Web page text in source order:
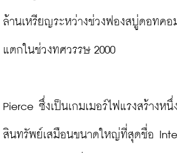
ล้านเหรียญระหว่างช่วงฟองสบู่ดอทค
แตกในช่วงทศวรรษ 2000
Pierce ซึ่งเป็นเกมเมอร์ไฟแรงสร้างห
สินทรัพย์เสมือนขนาดใหญ่ที่สุดชื่อ